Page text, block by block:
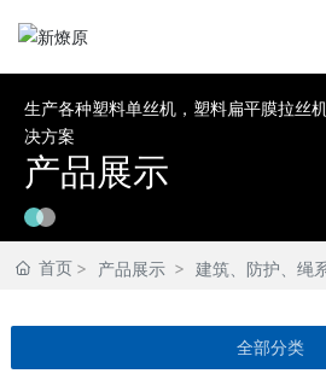
产品展示
生产各种塑料单丝机，塑料扁平膜拉丝
决方案
首页 产品展示 建筑、防护、绳
全部分类